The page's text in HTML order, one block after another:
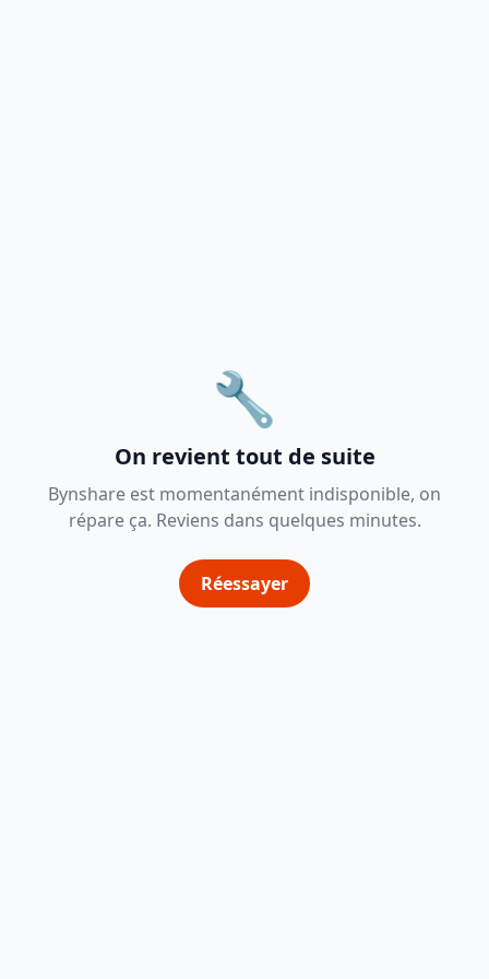
🔧
On revient tout de suite
Bynshare est momentanément indisponible, on
répare ça. Reviens dans quelques minutes.
Réessayer